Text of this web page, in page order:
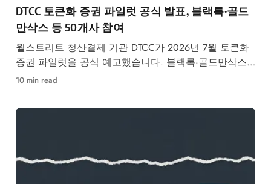
DTCC 토큰화 증권 파일럿 공식 발표, 블랙록·골드
만삭스 등 50개사 참여
월스트리트 청산결제 기관 DTCC가 2026년 7월 토큰화
증권 파일럿을 공식 예고했습니다. 블랙록·골드만삭스
등 50개사 참여, RWA 시장 구조 변화가 본격화됩니다.
10 min read